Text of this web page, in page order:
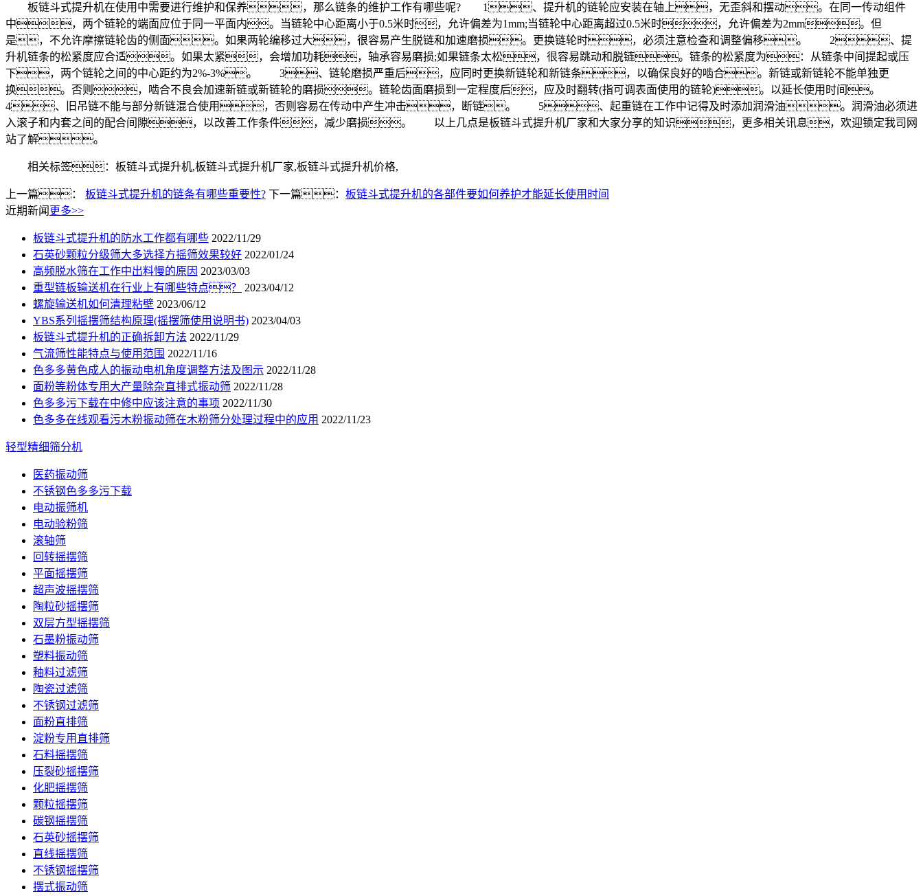
板链斗式提升机在使用中需要进行维护和保养，那么链条的维护工作有哪些呢? 1、提升机的链轮应安装在轴上，无歪斜和摆动。在同一传动组件
中，两个链轮的端面应位于同一平面内。当链轮中心距离小于0.5米时，允许偏差为1mm;当链轮中心距离超过0.5米时，允许偏差为2mm。但
是，不允许摩擦链轮齿的侧面。如果两轮编移过大，很容易产生脱链和加速磨损。更换链轮时，必须注意检查和调整偏移。 2、提
升机链条的松紧度应合适。如果太紧，会增加功耗，轴承容易磨损;如果链条太松，很容易跳动和脱链。链条的松紧度为：从链条中间提起或压
下，两个链轮之间的中心距约为2%-3%。 3、链轮磨损严重后，应同时更换新链轮和新链条，以确保良好的啮合。新链或新链轮不能单独更
换。否则，啮合不良会加速新链或新链轮的磨损。链轮齿面磨损到一定程度后，应及时翻转(指可调表面使用的链轮)。以延长使用时间。
4、旧吊链不能与部分新链混合使用，否则容易在传动中产生冲击，断链。 5、起重链在工作中记得及时添加润滑油。润滑油必须进
入滚子和内套之间的配合间隙，以改善工作条件，减少磨损。 以上几点是板链斗式提升机厂家和大家分享的知识，更多相关讯息，欢迎锁定我司网
站了解。
相关标签：板链斗式提升机,板链斗式提升机厂家,板链斗式提升机价格,
上一篇： 板链斗式提升机的链条有哪些重要性? 下一篇： 板链斗式提升机的各部件要如何养护才能延长使用时间
近期新闻 更多>>
板链斗式提升机的防水工作都有哪些 2022/11/29
石英砂颗粒分级筛大多选择方摇筛效果较好 2022/01/24
高频脱水筛在工作中出料慢的原因 2023/03/03
重型链板输送机在行业上有哪些特点？
2023/04/12
螺旋输送机如何清理粘壁 2023/06/12
YBS系列摇摆筛结构原理(摇摆筛使用说明书) 2023/04/03
板链斗式提升机的正确拆卸方法 2022/11/29
气流筛性能特点与使用范围 2022/11/16
色多多黄色成人的振动电机角度调整方法及图示 2022/11/28
面粉等粉体专用大产量除杂直排式振动筛 2022/11/28
色多多污下载在中修中应该注意的事项 2022/11/30
色多多在线观看污木粉振动筛在木粉筛分处理过程中的应用 2022/11/23
轻型精细筛分机
医药振动筛
不锈钢色多多污下载
电动振筛机
电动验粉筛
滚轴筛
回转摇摆筛
平面摇摆筛
超声波摇摆筛
陶粒砂摇摆筛
双层方型摇摆筛
石墨粉振动筛
塑料振动筛
釉料过滤筛
陶瓷过滤筛
不锈钢过滤筛
面粉直排筛
淀粉专用直排筛
石料摇摆筛
压裂砂摇摆筛
化肥摇摆筛
颗粒摇摆筛
碳钢摇摆筛
石英砂摇摆筛
直线摇摆筛
不锈钢摇摆筛
摆式振动筛